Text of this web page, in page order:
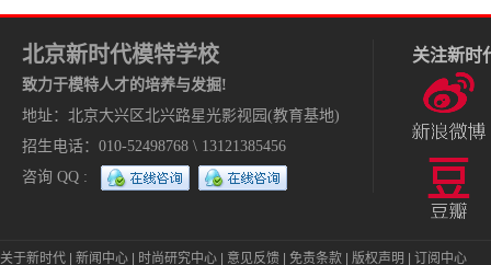
北京新时代模特学校
致力于模特人才的培养与发掘!
地址：北京大兴区北兴路星光影视园(教育基地)
招生电话：010-52498768 \ 13121385456
咨询 QQ :
关注新时
关于新时代 | 新闻中心 | 时尚研究中心 | 意见反馈 | 免责条款 | 版权声明 | 订阅中心